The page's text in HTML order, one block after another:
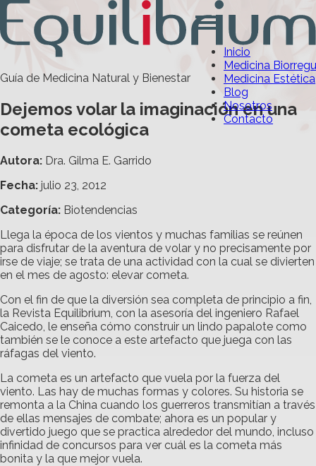
Inicio
Medicina
Medicina Estética
Blog
Nosotros
Contacto
Guía de Medicina Natural y Bienestar
Dejemos volar la imaginación en una
cometa ecológica
Autora: Dra. Gilma E. Garrido
Fecha: julio 23, 2012
Categoría: Biotendencias
Llega la época de los vientos y muchas familias se reúnen
para disfrutar de la aventura de volar y no precisamente por
irse de viaje; se trata de una actividad con la cual se divierten
en el mes de agosto: elevar cometa.
Con el fin de que la diversión sea completa de principio a fin,
la Revista Equilibrium, con la asesoría del ingeniero Rafael
Caicedo, le enseña cómo construir un lindo papalote como
también se le conoce a este artefacto que juega con las
ráfagas del viento.
La cometa es un artefacto que vuela por la fuerza del
viento. Las hay de muchas formas y colores. Su historia se
remonta a la China cuando los guerreros transmitían a través
de ellas mensajes de combate; ahora es un popular y
divertido juego que se practica alrededor del mundo, incluso
infinidad de concursos para ver cuál es la cometa más
bonita y la que mejor vuela.